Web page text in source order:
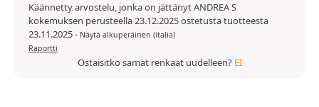
Käännetty arvostelu, jonka on jättänyt ANDREA S
kokemuksen perusteella 23.12.2025 ostetusta tuotteesta
23.11.2025- Näytä alkuperäinen (italia)
Raportti
Ostaisitko samat renkaat uudelleen? EI